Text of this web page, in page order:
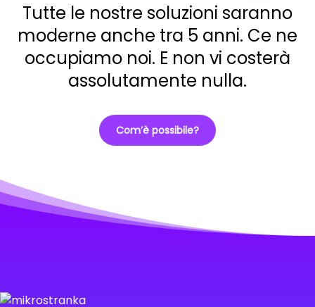
Tutte le nostre soluzioni saranno
moderne anche tra 5 anni. Ce ne
occupiamo noi. E non vi costerà
assolutamente nulla.
Com’è possibile?